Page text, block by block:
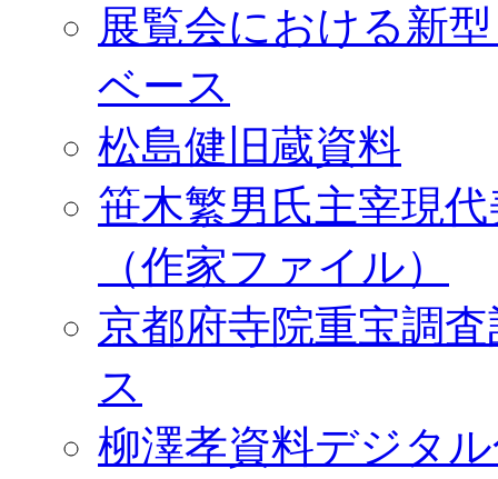
展覧会における新
ベース
松島健旧蔵資料
笹木繁男氏主宰現
（作家ファイル）
京都府寺院重宝調
ス
柳澤孝資料デジタ